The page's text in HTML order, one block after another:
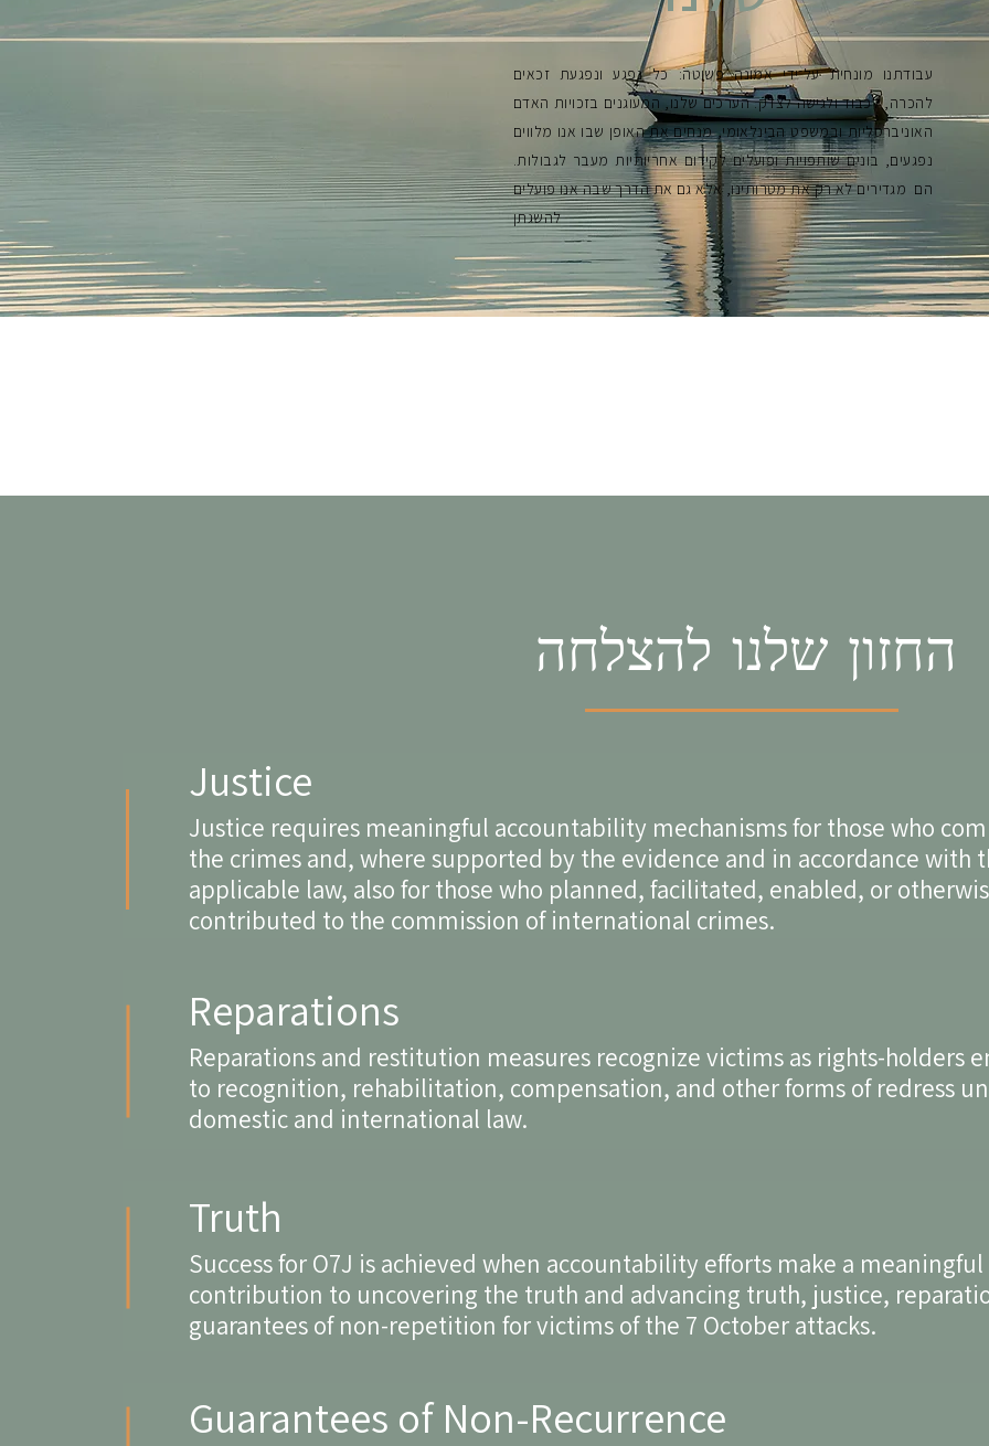
עבודתנו מונחית על־ידי אמונה פשוטה: כל נפגע ונפגעת זכאים
להכרה, לכבוד ולגישה לצדק. הערכים שלנו, המעוגנים בזכויות האדם
האוניברסליות ובמשפט הבינלאומי, מנחים את האופן שבו אנו מלווים
נפגעים, בונים שותפויות ופועלים לקידום אחריותיות מעבר לגבולות.
הם מגדירים לא רק את מטרותינו, אלא גם את הדרך שבה אנו פועלים
להשגתן
Justice
Justice requires meaningful accountability mechanisms for those who
the crimes and, where supported by the evidence and in accordance with
applicable law, also for those who planned, facilitated, enabled, or
contributed to the commission of international crimes.
Reparations
Reparations and restitution measures recognize victims as rights-holders
to recognition, rehabilitation, compensation, and other forms of redress
domestic and international law.
Truth
Success for O7J is achieved when accountability efforts make a meaningful
contribution to uncovering the truth and advancing truth, justice,
guarantees of non-repetition for victims of the 7 October attacks.
Guarantees of Non-Recurrence